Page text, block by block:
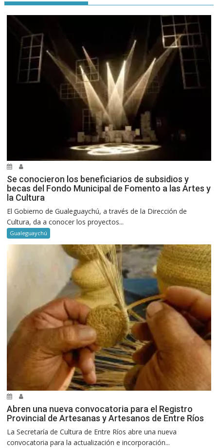
Se conocieron los beneficiarios de subsidios y
becas del Fondo Municipal de Fomento a las Artes y
la Cultura
El Gobierno de Gualeguaychú, a través de la Dirección de
Cultura, da a conocer los proyectos...
Gualeguaychú
Abren una nueva convocatoria para el Registro
Provincial de Artesanas y Artesanos de Entre Ríos
La Secretaría de Cultura de Entre Ríos abre una nueva
convocatoria para la actualización e incorporación...